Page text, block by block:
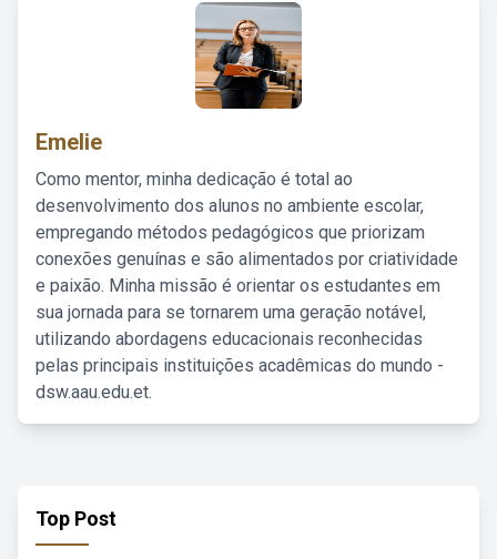
Emelie
Como mentor, minha dedicação é total ao
desenvolvimento dos alunos no ambiente escolar,
empregando métodos pedagógicos que priorizam
conexões genuínas e são alimentados por criatividade
e paixão. Minha missão é orientar os estudantes em
sua jornada para se tornarem uma geração notável,
utilizando abordagens educacionais reconhecidas
pelas principais instituições acadêmicas do mundo -
dsw.aau.edu.et.
Top Post